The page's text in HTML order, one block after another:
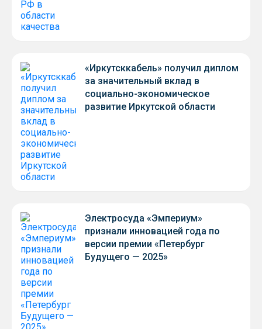
«Иркутсккабель» получил диплом
за значительный вклад в
социально-экономическое
развитие Иркутской области
Электросуда «Эмпериум»
признали инновацией года по
версии премии «Петербург
Будущего — 2025»